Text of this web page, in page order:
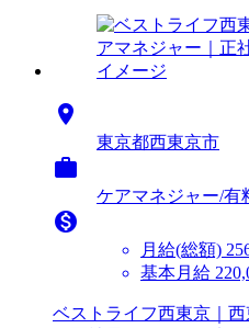

東京都西東京市

ケアマネジャー/有

月給(総額)
基本月給
ベストライフ西東京｜